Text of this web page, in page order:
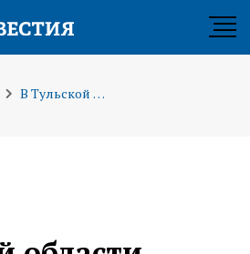
В Тульской области стартовал конкурс интерактивных работ «Русская усадьба: из прошлого в будущее»